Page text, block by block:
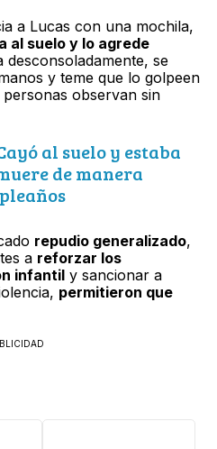
a Lucas con una mochila,
al suelo y lo agrede
desconsoladamente, se
y teme que lo golpeen
observan sin
al suelo y estaba
de manera
repudio generalizado,
a reforzar los
infantil y sancionar a
permitieron que